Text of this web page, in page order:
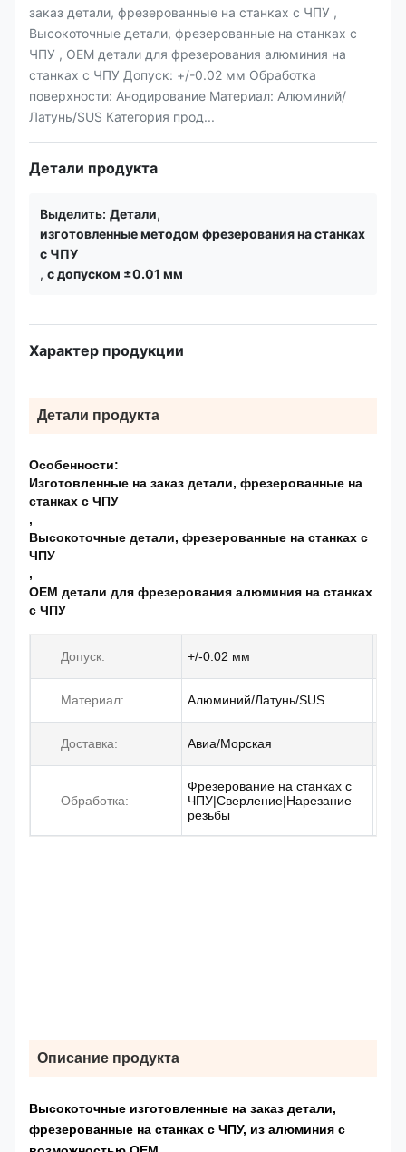
заказ детали, фрезерованные на станках с ЧПУ ,
Высокоточные детали, фрезерованные на станках с
ЧПУ , OEM детали для фрезерования алюминия на
станках с ЧПУ Допуск: +/-0.02 мм Обработка
поверхности: Анодирование Материал: Алюминий/
Латунь/SUS Категория прод...
Детали продукта
Выделить: Детали,
изготовленные методом фрезерования на станках
с ЧПУ
, с допуском ±0.01 мм
Характер продукции
Детали продукта
Особенности:
Изготовленные на заказ детали, фрезерованные на
станках с ЧПУ
,
Высокоточные детали, фрезерованные на станках с
ЧПУ
,
OEM детали для фрезерования алюминия на станках
с ЧПУ
Допуск: +/-0.02 мм
Материал: Алюминий/Латунь/SUS
Доставка: Авиа/Морская
Обработка:
Фрезерование на станках с
ЧПУ|Сверление|Нарезание
резьбы
Описание продукта
Высокоточные изготовленные на заказ детали,
фрезерованные на станках с ЧПУ, из алюминия с